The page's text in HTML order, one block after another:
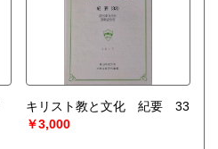
キリスト教と文化 紀要 33
￥3,000